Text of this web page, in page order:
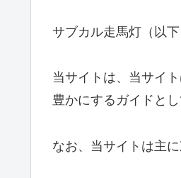
サブカル走馬灯（以
当サイトは、当サイ
豊かにするガイドと
なお、当サイトは主